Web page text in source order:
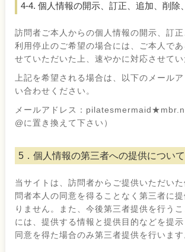
4-4. 個人情報の開示、訂正、追加、削除
訪問者ご本人からの個人情報の開示、訂正
利用停止のご希望の場合には、ご本人であ
せていただいた上、速やかに対応させてい
上記を希望される場合は、以下のメール
い合わせください。
メールアドレス：
@に置き換えて下さい）
5．個人情報の第三者への提供について
当サイトは、訪問者からご提供いただい
問者本人の同意を得ることなく第三者に
りません。また、今後第三者提供を行う
には、提供する情報と提供目的などを提
同意を得た場合のみ第三者提供を行います